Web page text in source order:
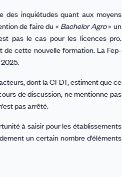
des inquiétudes quant aux moyens
de faire du « Bachelor Agro» un
pas le cas pour les licences pro.
de cette nouvelle formation. La Fep-
dont la CFDT, estiment que ce
de discussion, ne mentionne pas
pas arrêté.
à saisir pour les établissements
un certain nombre d’éléments